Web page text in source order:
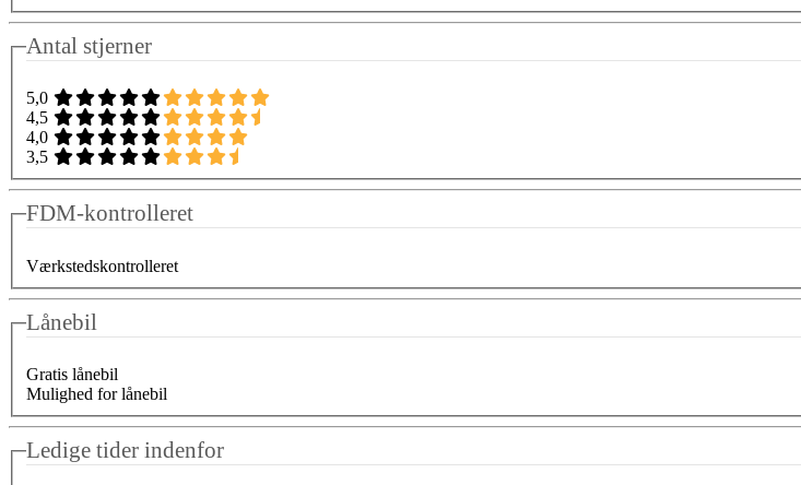
Antal stjerner
5,0
4,5
4,0
3,5
FDM-kontrolleret
Værkstedskontrolleret
Lånebil
Gratis lånebil
Mulighed for lånebil
Ledige tider indenfor